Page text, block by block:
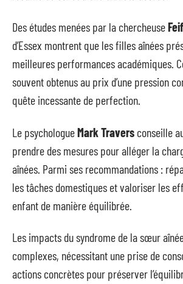
Des études menées par la chercheuse
d’Essex montrent que les filles aînées
meilleures performances académiques.
souvent obtenus au prix d’une pression
quête incessante de perfection.
Le psychologueMark Travers conseille
prendre des mesures pour alléger la
aînées. Parmi ses recommandations :
les tâches domestiques et valoriser les
enfant de manière équilibrée.
Les impacts du syndrome de la sœur
complexes, nécessitant une prise de
actions concrètes pour préserver